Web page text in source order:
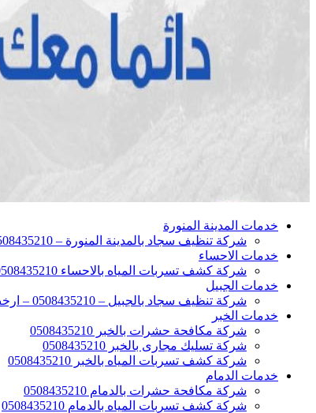
خدمات المدينة المنورة
شركة تنظيف سجاد بالمدينة المنورة – 0508435210 – ارخص الاسعار
خدمات الاحساء
شركة كشف تسربات المياه بالاحساء 0508435210
خدمات الجبيل
شركة تنظيف سجاد بالجبيل – 0508435210 – ارخص الاسعار
خدمات الخبر
شركة مكافحة حشرات بالخبر 0508435210
شركة تسليك مجارى بالخبر 0508435210
شركة كشف تسربات المياه بالخبر 0508435210
خدمات الدمام
شركة مكافحة حشرات بالدمام 0508435210
شركة كشف تسربات المياه بالدمام 0508435210